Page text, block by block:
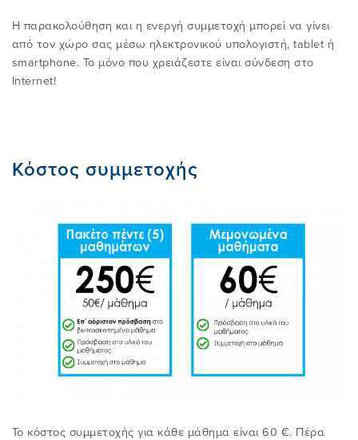
Η παρακολούθηση και η ενεργή συμμετοχή μπορεί να γίνει
από τον χώρο σας μέσω ηλεκτρονικού υπολογιστή, tablet ή
smartphone. Το μόνο που χρειάζεστε είναι σύνδεση στο
Internet!
Κόστος συμμετοχής
Το κόστος συμμετοχής για κάθε μάθημα είναι 60 €. Πέρα